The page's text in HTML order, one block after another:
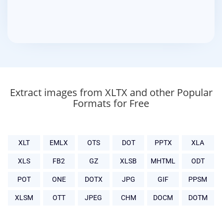
Extract images from XLTX and other Popular
Formats for Free
XLT EMLX OTS DOT PPTX XLA
XLS FB2 GZ XLSB MHTML ODT
POT ONE DOTX JPG GIF PPSM
XLSM OTT JPEG CHM DOCM DOTM